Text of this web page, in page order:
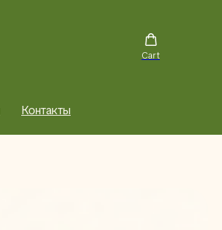
Cart
Контакты